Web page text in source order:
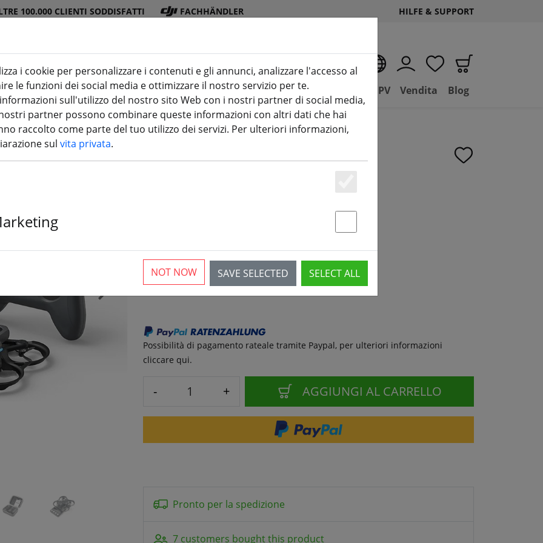
100.000 CLIENTI SODDISFATTI FACHHÄNDLER HILFE & SUPPORT
IT
DJI Batterie Elica Accessori stampa 3D(aktuelle Seite)
Negozio Basilico FPV Vendita Blog
BetaFPV Aquila16 Kit FPV
›
279,90 € *
Possibilità di pagamento rateale tramite Paypal, per ulteriori informazioni
cliccare qui.
- + AGGIUNGI AL CARRELLO
Pronto per la spedizione
7 customers bought this product
i cookie per personalizzare i contenuti e gli annunci, analizzare l'accesso al
le funzioni dei social media e ottimizzare il nostro servizio per te.
sull'utilizzo del nostro sito Web con i nostri partner di social media,
partner possono combinare queste informazioni con altri dati che hai
raccolto come parte del tuo utilizzo dei servizi. Per ulteriori informazioni,
sul vita privata.
SAVE SELECTED SELECT ALL
NOT NOW